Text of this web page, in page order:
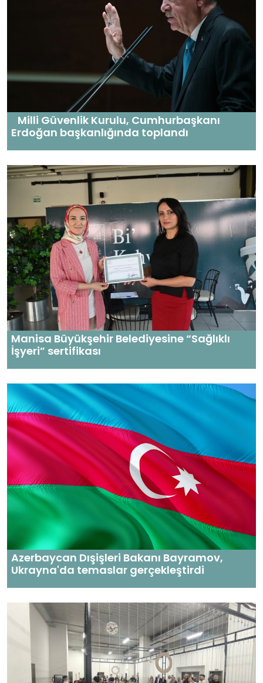
Milli Güvenlik Kurulu, Cumhurbaşkanı
Erdoğan başkanlığında toplandı
Manisa Büyükşehir Belediyesine “Sağlıklı
İşyeri” sertifikası
Azerbaycan Dışişleri Bakanı Bayramov,
Ukrayna'da temaslar gerçekleştirdi